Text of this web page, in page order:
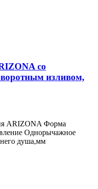
со
изливом,
ARIZONA Форма
Однорычажное
душа,мм